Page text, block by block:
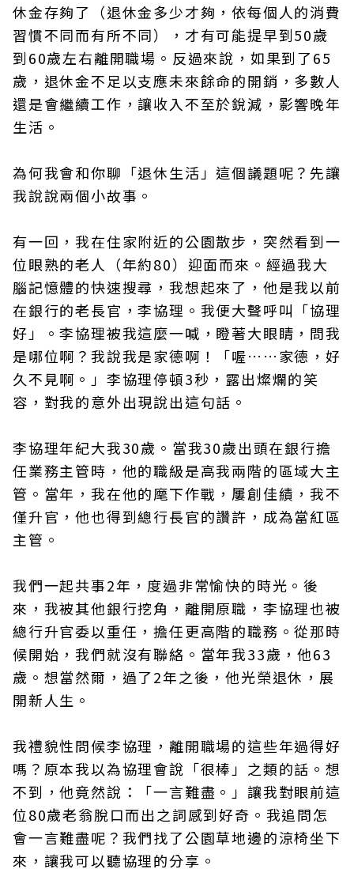
休金存夠了（退休金多少才夠，依每個人的消費
習慣不同而有所不同），才有可能提早到50歲
到60歲左右離開職場。反過來說，如果到了65
歲，退休金不足以支應未來餘命的開銷，多數人
還是會繼續工作，讓收入不至於銳減，影響晚年
生活。
為何我會和你聊「退休生活」這個議題呢？先讓
我說說兩個小故事。
有一回，我在住家附近的公園散步，突然看到一
位眼熟的老人（年約80）迎面而來。經過我大
腦記憶體的快速搜尋，我想起來了，他是我以前
在銀行的老長官，李協理。我便大聲呼叫「協理
好」。李協理被我這麼一喊，瞪著大眼睛，問我
是哪位啊？我說我是家德啊！「喔……家德，好
久不見啊。」李協理停頓3秒，露出燦爛的笑
容，對我的意外出現說出這句話。
李協理年紀大我30歲。當我30歲出頭在銀行擔
任業務主管時，他的職級是高我兩階的區域大主
管。當年，我在他的麾下作戰，屢創佳績，我不
僅升官，他也得到總行長官的讚許，成為當紅區
主管。
我們一起共事2年，度過非常愉快的時光。後
來，我被其他銀行挖角，離開原職，李協理也被
總行升官委以重任，擔任更高階的職務。從那時
候開始，我們就沒有聯絡。當年我33歲，他63
歲。想當然爾，過了2年之後，他光榮退休，展
開新人生。
我禮貌性問候李協理，離開職場的這些年過得好
嗎？原本我以為協理會說「很棒」之類的話。想
不到，他竟然說：「一言難盡。」讓我對眼前這
位80歲老翁脫口而出之詞感到好奇。我追問怎
會一言難盡呢？我們找了公園草地邊的涼椅坐下
來，讓我可以聽協理的分享。